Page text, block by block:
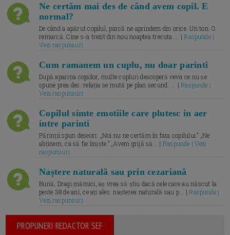
Ne certăm mai des de când avem copil. E
normal?
De când a apărut copilul, parcă ne aprindem din orice. Un ton. O
remarcă. Cine s-a trezit din nou noaptea trecuta.... |Raspunde |
Vezi raspunsuri
Cum ramanem un cuplu, nu doar parinti
După apariția copiilor, multe cupluri descoperă ceva ce nu se
spune prea des: relația se mută pe plan secund. ... |Raspunde |
Vezi raspunsuri
Copilul simte emotiile care plutesc in aer
intre parinti
Părinții spun deseori: „Noi nu ne certăm în fața copilului.” „Ne
abținem, ca să fie liniște.” „Avem grijă să... | Raspunde | Vezi
raspunsuri
Naștere naturală sau prin cezariană
Bună, Dragi mămici, aș vrea să știu dacă cele care au născut la
peste 38 de ani, ce ați ales: nașterea naturală sau p... |Raspunde |
Vezi raspunsuri
PROPUNERI REDACTOR SEF